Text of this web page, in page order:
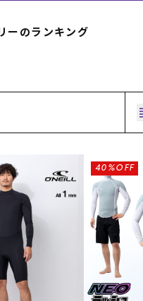
ムラサキスポーツ 公式ア
ポイント・クーポンもこのアプ
ーのランキング
40%OFF